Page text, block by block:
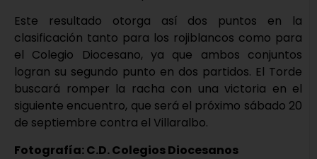
Este resultado otorga así dos puntos en la
clasificación tanto para los rojiblancos como para
el Colegio Diocesano, ya que ambos conjuntos
logran su segundo punto en dos partidos. El Torde
buscará romper la racha con una victoria en el
siguiente encuentro, que será el próximo sábado 20
de septiembre contra el Villaralbo.
Fotografía: C.D. Colegios Diocesanos